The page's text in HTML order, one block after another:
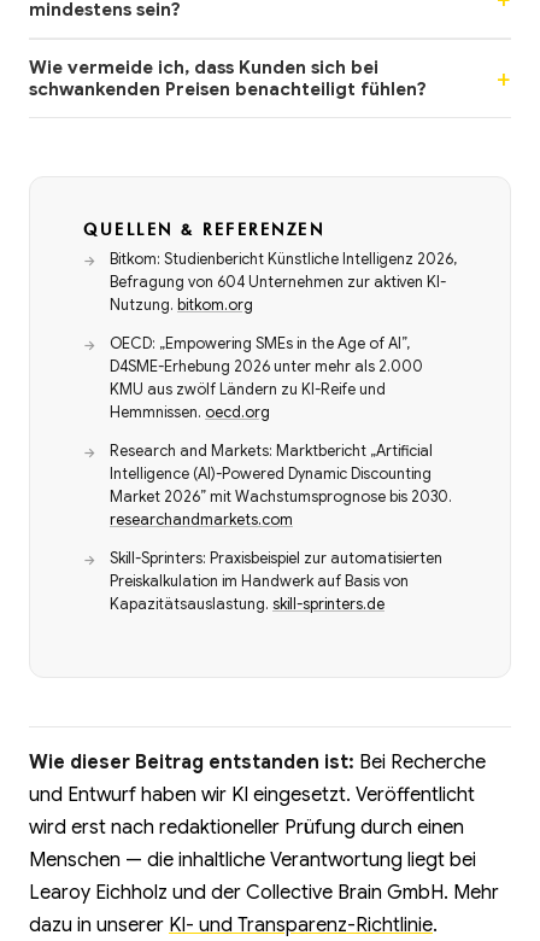
mindestens sein?
Wie vermeide ich, dass Kunden sich bei
schwankenden Preisen benachteiligt fühlen?
QUELLEN & REFERENZEN
Bitkom: Studienbericht Künstliche Intelligenz 2026,
Befragung von 604 Unternehmen zur aktiven KI-
Nutzung. bitkom.org
OECD: „Empowering SMEs in the Age of AI”,
D4SME-Erhebung 2026 unter mehr als 2.000
KMU aus zwölf Ländern zu KI-Reife und
Hemmnissen. oecd.org
Research and Markets: Marktbericht „Artificial
Intelligence (AI)-Powered Dynamic Discounting
Market 2026” mit Wachstumsprognose bis 2030.
researchandmarkets.com
Skill-Sprinters: Praxisbeispiel zur automatisierten
Preiskalkulation im Handwerk auf Basis von
Kapazitätsauslastung. skill-sprinters.de
Wie dieser Beitrag entstanden ist: Bei Recherche
und Entwurf haben wir KI eingesetzt. Veröffentlicht
wird erst nach redaktioneller Prüfung durch einen
Menschen — die inhaltliche Verantwortung liegt bei
Learoy Eichholz und der Collective Brain GmbH. Mehr
dazu in unserer KI- und Transparenz-Richtlinie.